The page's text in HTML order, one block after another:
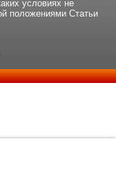
условиях не
положениями Статьи